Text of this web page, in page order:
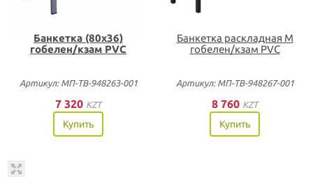
Банкетка (80х36)
гобелен/кзам PVC
Артикул: МП-ТВ-948263-001
7 320 KZT
Купить
Банкетка раскладная М
гобелен/кзам PVC
Артикул: МП-ТВ-948267-001
8 760 KZT
Купить